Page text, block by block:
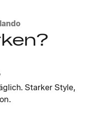
Starker Style,